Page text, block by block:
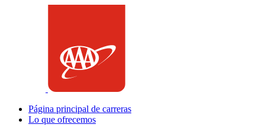
Página principal de carreras
Lo que ofrecemos